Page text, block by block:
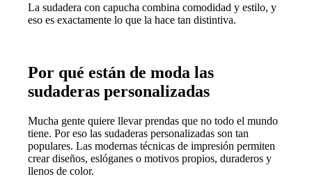
La sudadera con capucha combina comodidad y estilo, y
eso es exactamente lo que la hace tan distintiva.
Por qué están de moda las
sudaderas personalizadas
Mucha gente quiere llevar prendas que no todo el mundo
tiene. Por eso las sudaderas personalizadas son tan
populares. Las modernas técnicas de impresión permiten
crear diseños, eslóganes o motivos propios, duraderos y
llenos de color.